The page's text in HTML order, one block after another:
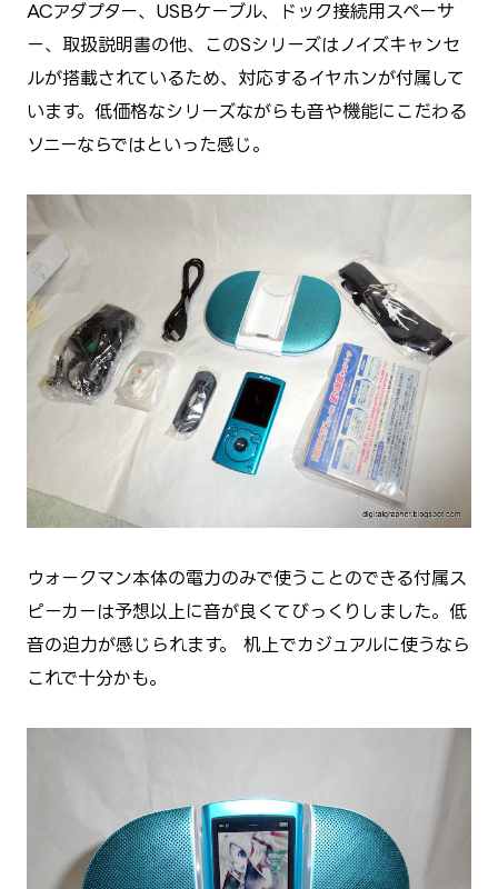
ACアダプター、USBケーブル、ドック接続用スペーサ
ー、取扱説明書の他、このSシリーズはノイズキャンセ
ルが搭載されているため、対応するイヤホンが付属して
います。低価格なシリーズながらも音や機能にこだわる
ソニーならではといった感じ。
ウォークマン本体の電力のみで使うことのできる付属ス
ピーカーは予想以上に音が良くてびっくりしました。低
音の迫力が感じられます。 机上でカジュアルに使うなら
これで十分かも。